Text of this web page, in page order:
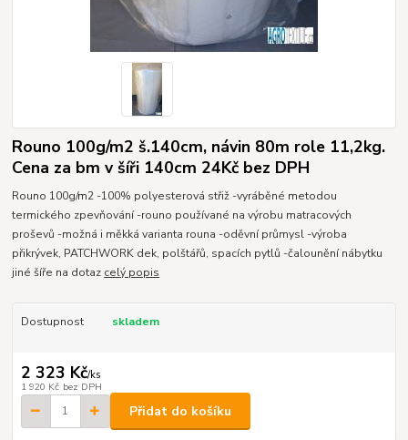
Rouno 100g/m2 š.140cm, návin 80m role 11,2kg.
Cena za bm v šíři 140cm 24Kč bez DPH
Rouno 100g/m2 -100% polyesterová střiž -vyráběné metodou
termického zpevňování -rouno používané na výrobu matracových
proševů -možná i měkká varianta rouna -oděvní průmysl -výroba
přikrývek, PATCHWORK dek, polštářů, spacích pytlů -čalounění nábytku
jiné šíře na dotaz celý popis
Dostupnost skladem
2 323 Kč/ks
1 920 Kč bez DPH
Přidat do košíku